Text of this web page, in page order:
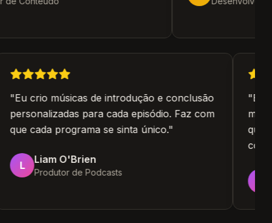
"Eu crio músicas de introdução e conclusão
personalizadas para cada episódio. Faz com
que cada programa se sinta único.
L Liam O'Brien
Produtor de Podcasts